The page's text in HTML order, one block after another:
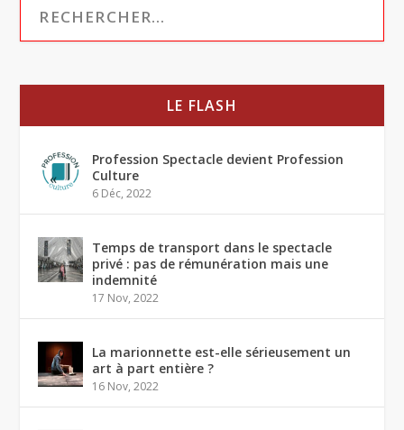
LE FLASH
Profession Spectacle devient Profession
Culture
6 Déc, 2022
Temps de transport dans le spectacle
privé : pas de rémunération mais une
indemnité
17 Nov, 2022
La marionnette est-elle sérieusement un
art à part entière ?
16 Nov, 2022